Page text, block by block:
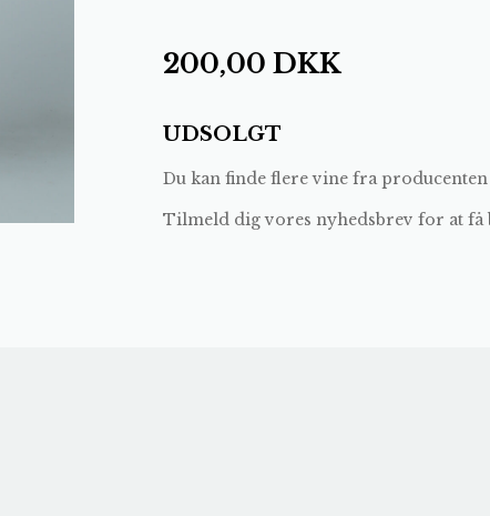
200,00 DKK
UDSOLGT
Du kan finde flere vine fra
Tilmeld dig vores nyhedsbrev for at få